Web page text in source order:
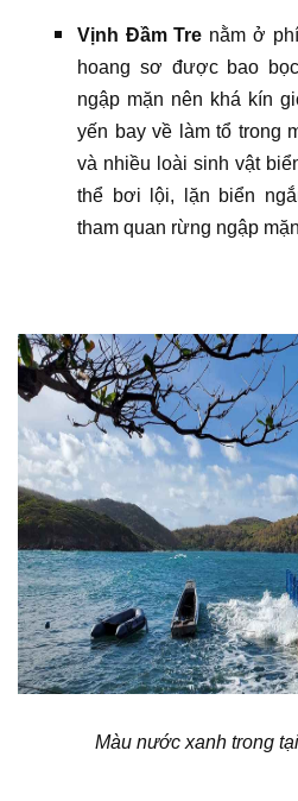
Vịnh Đầm Tre nằm ở
hoang sơ được bao
ngập mặn nên khá kín
yến bay về làm tổ trong
và nhiều loài sinh vật
thể bơi lội, lặn biển
tham quan rừng ngập
Màu nước xanh trong